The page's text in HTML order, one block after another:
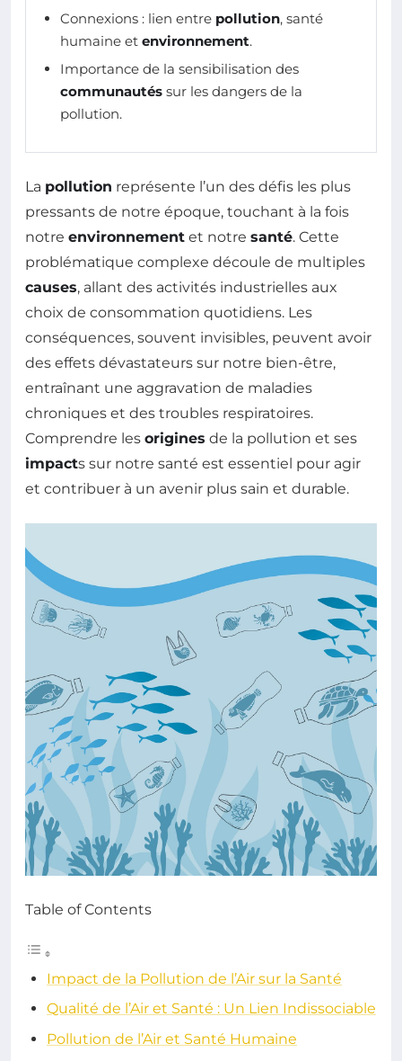
Connexions : lien entre pollution, santé
humaine et environnement.
Importance de la sensibilisation des
communautés sur les dangers de la
pollution.
La pollution représente l’un des défis les plus
pressants de notre époque, touchant à la fois
notre environnement et notre santé. Cette
problématique complexe découle de multiples
causes, allant des activités industrielles aux
choix de consommation quotidiens. Les
conséquences, souvent invisibles, peuvent avoir
des effets dévastateurs sur notre bien-être,
entraînant une aggravation de maladies
chroniques et des troubles respiratoires.
Comprendre les origines de la pollution et ses
impacts sur notre santé est essentiel pour agir
et contribuer à un avenir plus sain et durable.
Table of Contents
Impact de la Pollution de l’Air sur la Santé
Qualité de l’Air et Santé : Un Lien Indissociable
Pollution de l’Air et Santé Humaine